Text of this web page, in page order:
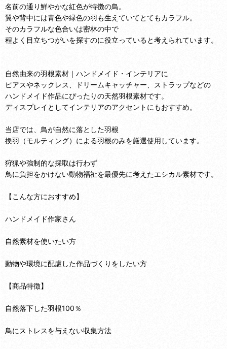
名前の通り鮮やかな紅色が特徴の鳥。
翼や背中には青色や緑色の羽も生えていてとてもカラフル。
そのカラフルな色合いは密林の中で
程よく目立ちつがいを探すのに役立っていると考えられています。
自然由来の羽根素材｜ハンドメイド・インテリアに
ピアスやネックレス、ドリームキャッチャー、ストラップなどの
ハンドメイド作品にぴったりの天然羽根素材です。
ディスプレイとしてインテリアのアクセントにもおすすめ。
当店では、鳥が自然に落とした羽根
換羽（モルティング）による羽根のみを厳選使用しています。
狩猟や強制的な採取は行わず
鳥に負担をかけない動物福祉を最優先に考えたエシカル素材です。
【こんな方におすすめ】
ハンドメイド作家さん
自然素材を使いたい方
動物や環境に配慮した作品づくりをしたい方
【商品特徴】
自然落下した羽根100％
鳥にストレスを与えない収集方法